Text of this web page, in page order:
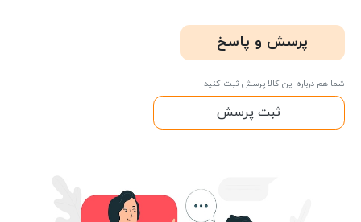
پرسش و پاسخ
شما هم درباره این کالا پرسش ثبت کنید
ثبت پرسش